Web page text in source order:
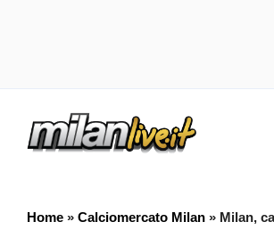
Home » Calciomercato Milan » Milan,